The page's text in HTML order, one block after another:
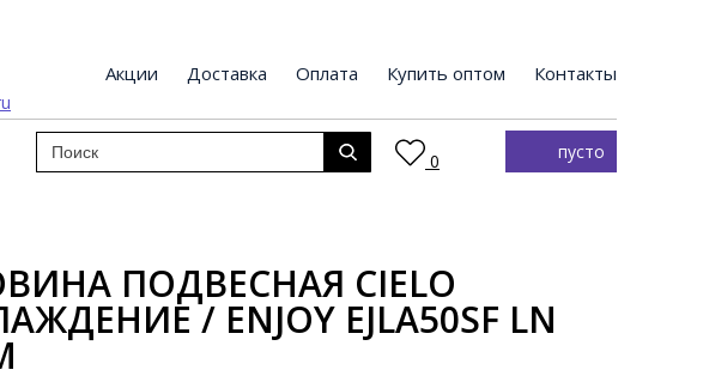
Акции Доставка Оплата Купить оптом Контакты
0 пусто
ПОДВЕСНАЯ CIELO
/ ENJOY EJLA50SF LN